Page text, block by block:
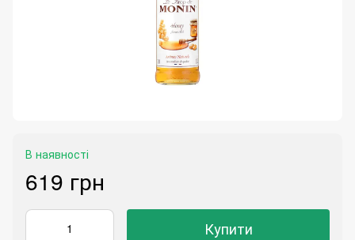
В наявності
619 грн
Купити